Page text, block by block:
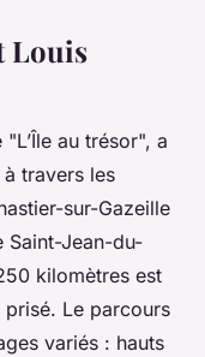
Louis
au trésor", a
travers les
sur-Gazeille
Saint-Jean-du-
kilomètres est
Le parcours
variés : hauts